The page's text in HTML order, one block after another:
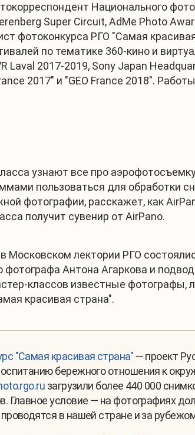
Национального
Super Circuit, AdMe Photo
фотоконкурса РГО "Самая
по тематике 360-кино и
Laval 2017-2019, Sony Japan
2017" и "GEO France 2018".
узнают все про
пользоваться для обработки
фотографии, расскажет, как
получит сувенир от AirPano.
Московском лектории РГО
фотографа Антона Агаркова и
классов известные
красивая страна".
"Самая красивая страна" — проект
бережного отношения к
загрузили более 440 000
Главное условие — на фотографиях
проводятся в нашей стране и за